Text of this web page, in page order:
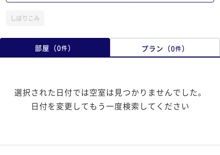
しぼりこみ
部屋 （0件） プラン （0件）
選択された日付では空室は見つかりませんでした。
日付を変更してもう一度検索してください